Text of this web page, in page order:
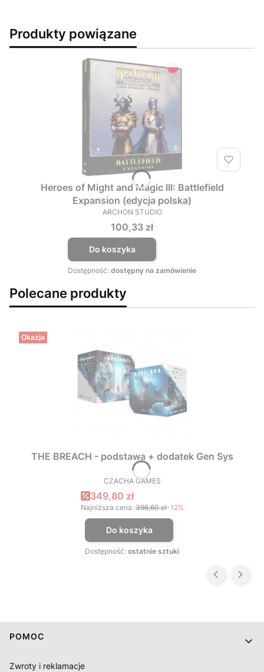
Produkty powiązane
Heroes of Might and Magic III: Battlefield
Expansion (edycja polska)
PRODUCENT
ARCHON STUDIO
Cena
100,33 zł
Do koszyka
Dostępność: dostępny na zamówienie
Polecane produkty
Okazja
THE BREACH - podstawa + dodatek Gen Sys
PRODUCENT
CZACHA GAMES
Cena promocyjna
349,80 zł
Najniższa cena: 396,60 zł-12%
Do koszyka
Dostępność: ostatnie sztuki
Linki w stopce
POMOC
Zwroty i reklamacje